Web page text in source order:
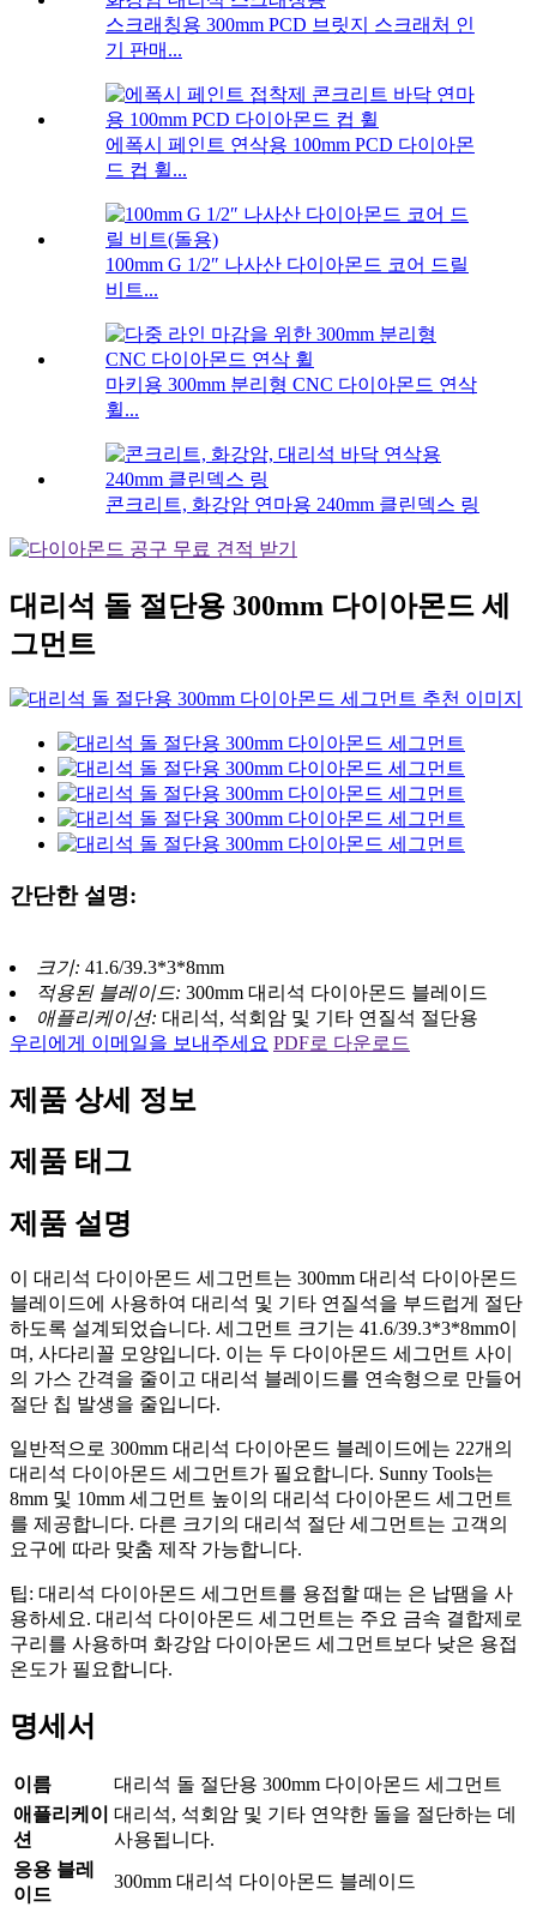
스크래칭용 300mm PCD 브릿지 스크래처 인
기 판매...
에폭시 페인트 연삭용 100mm PCD 다이아몬
드 컵 휠...
100mm G 1/2″ 나사산 다이아몬드 코어 드릴
비트...
마키용 300mm 분리형 CNC 다이아몬드 연삭
휠...
콘크리트, 화강암 연마용 240mm 클린덱스 링
대리석 돌 절단용 300mm 다이아몬드 세
그먼트
간단한 설명:
크기: 41.6/39.3*3*8mm
적용된 블레이드: 300mm 대리석 다이아몬드 블레이드
애플리케이션: 대리석, 석회암 및 기타 연질석 절단용
우리에게 이메일을 보내주세요 PDF로 다운로드
제품 상세 정보
제품 태그
제품 설명
이 대리석 다이아몬드 세그먼트는 300mm 대리석 다이아몬드
블레이드에 사용하여 대리석 및 기타 연질석을 부드럽게 절단
하도록 설계되었습니다. 세그먼트 크기는 41.6/39.3*3*8mm이
며, 사다리꼴 모양입니다. 이는 두 다이아몬드 세그먼트 사이
의 가스 간격을 줄이고 대리석 블레이드를 연속형으로 만들어
절단 칩 발생을 줄입니다.
일반적으로 300mm 대리석 다이아몬드 블레이드에는 22개의
대리석 다이아몬드 세그먼트가 필요합니다. Sunny Tools는
8mm 및 10mm 세그먼트 높이의 대리석 다이아몬드 세그먼트
를 제공합니다. 다른 크기의 대리석 절단 세그먼트는 고객의
요구에 따라 맞춤 제작 가능합니다.
팁: 대리석 다이아몬드 세그먼트를 용접할 때는 은 납땜을 사
용하세요. 대리석 다이아몬드 세그먼트는 주요 금속 결합제로
구리를 사용하며 화강암 다이아몬드 세그먼트보다 낮은 용접
온도가 필요합니다.
명세서
이름
대리석 돌 절단용 300mm 다이아몬드 세그먼트
애플리케이
션
대리석, 석회암 및 기타 연약한 돌을 절단하는 데
사용됩니다.
응용 블레
이드
300mm 대리석 다이아몬드 블레이드